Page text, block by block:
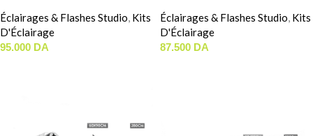
Éclairages & Flashes Studio, Kits
D'Éclairage
95.000 DA
Éclairages & Flashes Studio, Kits
D'Éclairage
87.500 DA